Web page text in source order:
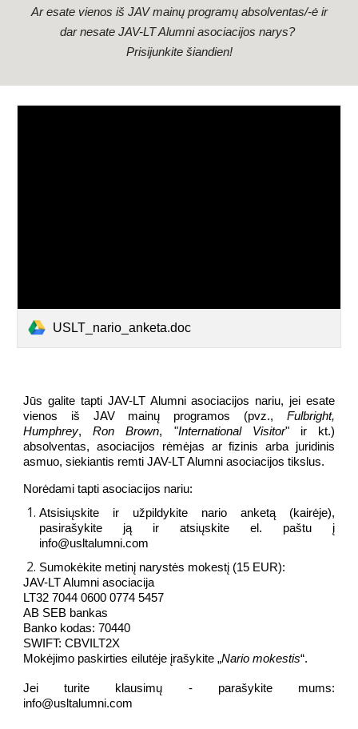
Ar esate vienos iš JAV mainų programų absolventas/-ė ir
dar nesate JAV-LT Alumni asociacijos narys?
Prisijunkite šiandien!
USLT_nario_anketa.doc
Jūs galite tapti JAV-LT Alumni asociacijos nariu, jei esate
vienos iš JAV mainų programos (pvz., Fulbright,
Humphrey,Ron Brown, "International Visitor" ir kt.)
absolventas, asociacijos rėmėjas ar fizinis arba juridinis
asmuo, siekiantis remti JAV-LT Alumni asociacijos tikslus.
Norėdami tapti asociacijos nariu:
Atsisiųskite ir užpildykite nario anketą (kairėje),
pasirašykite ją ir atsiųskite el. paštu į
info@usltalumni.com
Sumokėkite metinį narystės mokestį (15 EUR):
JAV-LT Alumni asociacija
LT32 7044 0600 0774 5457
AB SEB bankas
Banko kodas: 70440
SWIFT: CBVILT2X
Mokėjimo paskirties eilutėje įrašykite „Nario mokestis“.
Jei turite klausimų - parašykite mums:
info@usltalumni.com